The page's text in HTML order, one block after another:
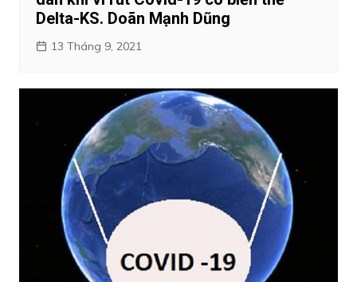
Delta-KS. Doãn Mạnh Dũng
13 Tháng 9, 2021